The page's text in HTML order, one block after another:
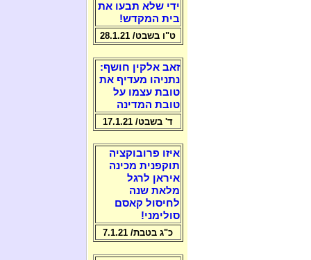
ידי שלא תבעו את
בית המקדש!
ט"ו בשבט/ 28.1.21
זאב אלקין חושף:
נתניהו מעדיף את
טובת עצמו על
טובת המדינה
ד' בשבט/ 17.1.21
איזו פרובוקציה
תוקפנית מכינה
איראן לרגל
מלאת שנה
לחיסול קאסם
סולימני!
כ"ג בטבת/ 7.1.21